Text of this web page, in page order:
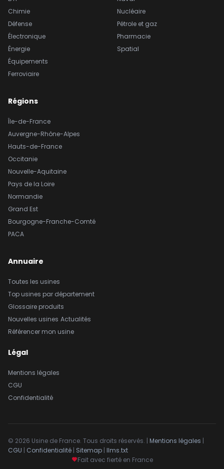
Chimie
Défense
Électronique
Énergie
Équipements
Ferroviaire
Nucléaire
Pétrole et gaz
Pharmacie
Spatial
Régions
Île-de-France
Auvergne-Rhône-Alpes
Hauts-de-France
Occitanie
Nouvelle-Aquitaine
Pays de la Loire
Normandie
Grand Est
Bourgogne-Franche-Comté
PACA
Annuaire
Toutes les usines
Top usines par département
Glossaire produits
Nouvelles usines Actualités
Référencer mon usine
Légal
Mentions légales
CGU
Confidentialité
© 2026 Usine de France. Tous droits réservés. | Mentions légales |
CGU | Confidentialité | Sitemap | llms.txt
Fait avec fierté en France